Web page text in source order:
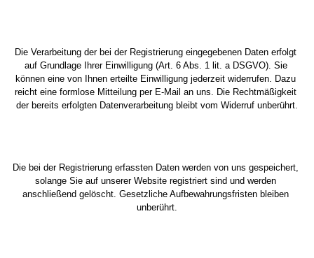
Die Verarbeitung der bei der Registrierung eingegebenen Daten erfolgt
auf Grundlage Ihrer Einwilligung (Art. 6 Abs. 1 lit. a DSGVO). Sie
können eine von Ihnen erteilte Einwilligung jederzeit widerrufen. Dazu
reicht eine formlose Mitteilung per E-Mail an uns. Die Rechtmäßigkeit
der bereits erfolgten Datenverarbeitung bleibt vom Widerruf unberührt.
Die bei der Registrierung erfassten Daten werden von uns gespeichert,
solange Sie auf unserer Website registriert sind und werden
anschließend gelöscht. Gesetzliche Aufbewahrungsfristen bleiben
unberührt.